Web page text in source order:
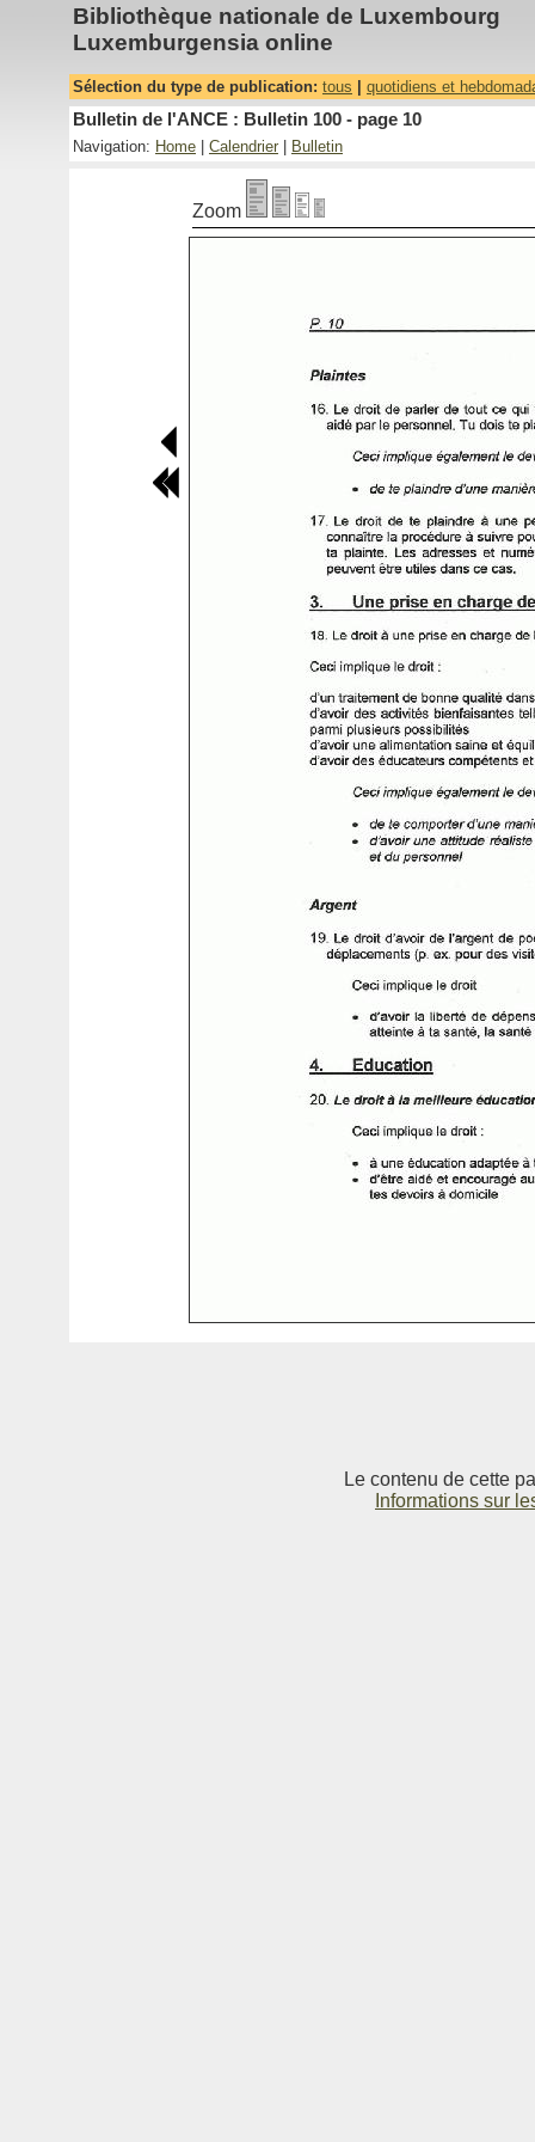
Bibliothèque nationale de Luxembourg
Luxemburgensia online
Sélection du type de publication: tous quotidiens et
Bulletin de l'ANCE : Bulletin 100 - page 10
Navigation: Home Calendrier Bulletin
Zoom
Le contenu de cette
Informations sur